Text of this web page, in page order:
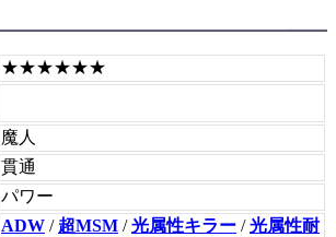
★★★★★★
魔人
貫通
パワー
ADW / 超MSM /光属性キラー /光属性耐